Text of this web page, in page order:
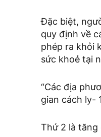
Đặc biệt,
quy định về
phép ra khỏi
sức khoẻ tại
“Các địa
gian cách ly-
Thứ 2 là tăng